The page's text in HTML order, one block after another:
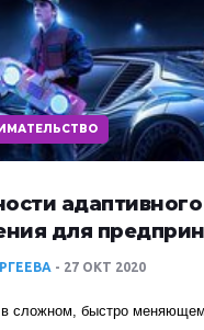
адаптивного
для
27 ОКТ 2020
сложном, быстро